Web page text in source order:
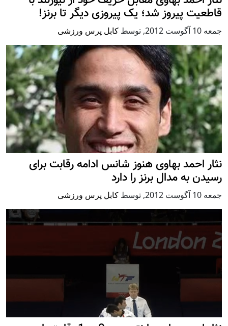
قاطعیت پیروز شد؛ یک پیروزی دیگر تا برنز!
جمعه 10 آگوست 2012 , توسط کابل پرس ورزشی
نثار احمد بهاوی هنوز شانس ادامه رقابت برای
رسیدن به مدال برنز را دارد
جمعه 10 آگوست 2012 , توسط کابل پرس ورزشی